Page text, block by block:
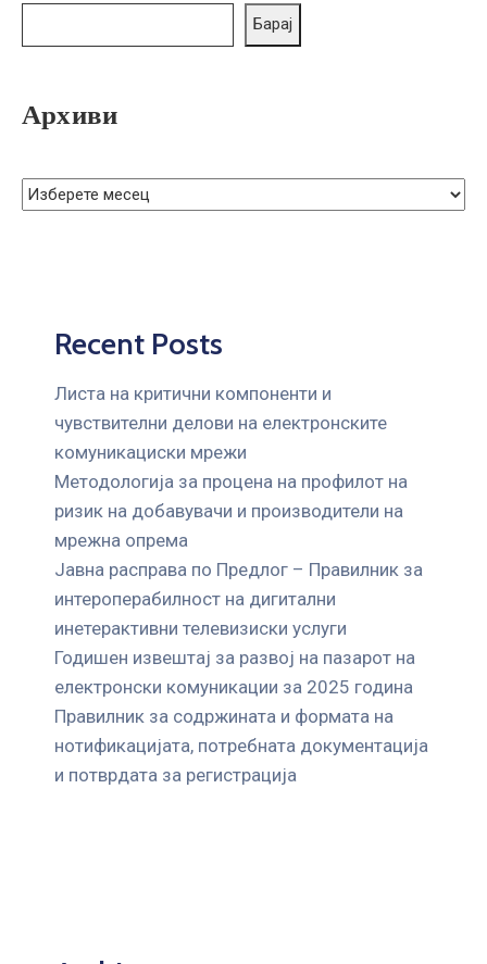
ГРИЖА
ЈАВНИ
Барај
Архиви
Recent Posts
Листа на критични компоненти и
чувствителни делови на електронските
комуникациски мрежи
Mетодологија за процена на профилот на
ризик на добавувачи и производители на
мрежна опрема
Јавна расправа по Предлог – Правилник за
интероперабилност на дигитални
инетерактивни телевизиски услуги
Годишен извештај за развој на пазарот на
електронски комуникации за 2025 година
Правилник за содржината и формата на
нотификацијата, потребната документација
и потврдата за регистрација